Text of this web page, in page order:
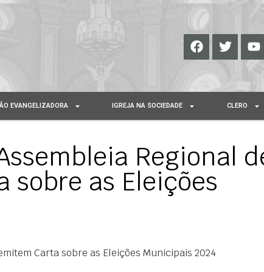
EVANGELIZADORA IGREJA NA SOCIEDADE CLERO
Regional
sobre as Eleições
Carta sobre as Eleições Municipais 2024